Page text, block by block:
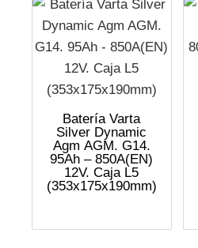
Batería Varta
Silver Dynamic
Agm AGM. G14.
95Ah – 850A(EN)
12V. Caja L5
(353x175x190mm)